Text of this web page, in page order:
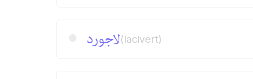
لاجورد(lacivert)